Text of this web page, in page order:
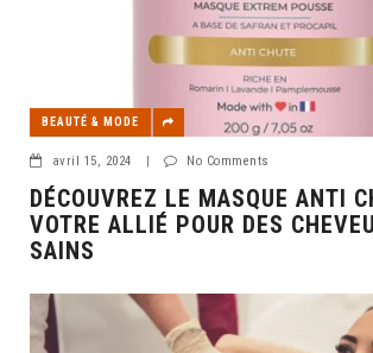
BEAUTÉ & MODE
avril 15, 2024 No Comments
DÉCOUVREZ LE MASQUE ANTI
VOTRE ALLIÉ POUR DES
SAINS